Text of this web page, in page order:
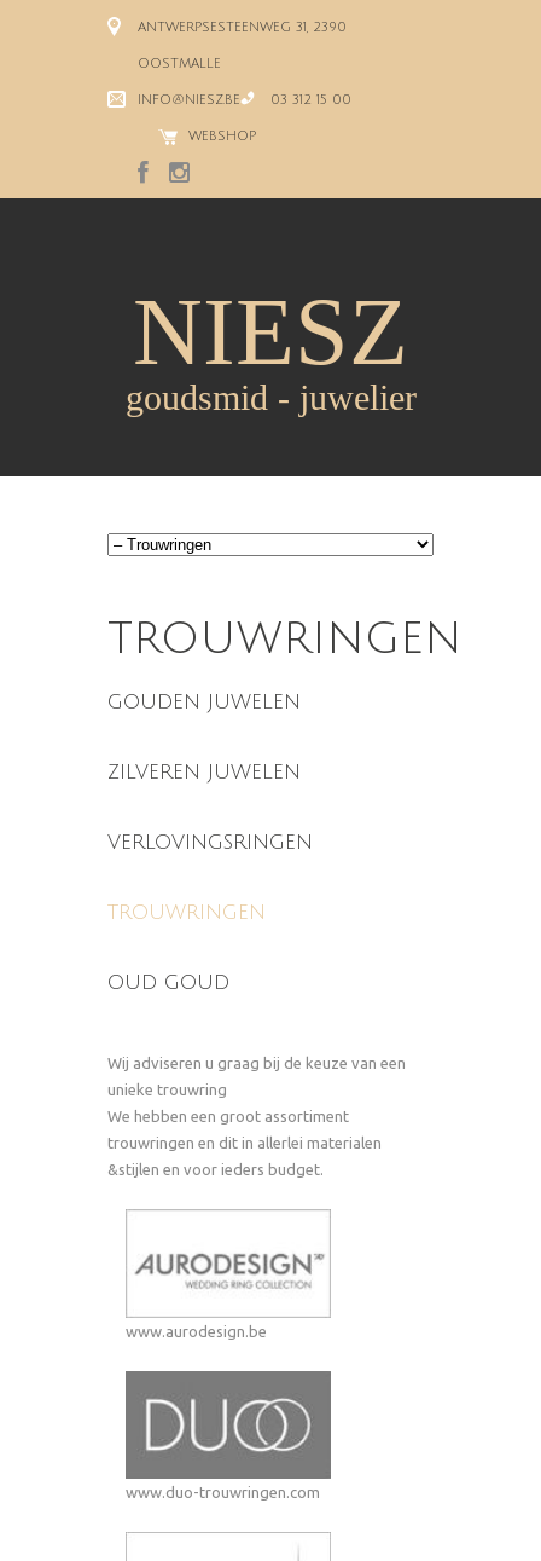
ANTWERPSESTEENWEG 31, 2390
OOSTMALLE
INFO@NIESZ.BE 03 312 15 00
WEBSHOP
NIESZ
goudsmid - juwelier
trouwringen
gouden juwelen
zilveren juwelen
verlovingsringen
trouwringen
oud goud
Wij adviseren u graag bij de keuze van een
unieke trouwring
We hebben een groot assortiment
trouwringen en dit in allerlei materialen
&stijlen en voor ieders budget.
www.aurodesign.be
www.duo-trouwringen.com